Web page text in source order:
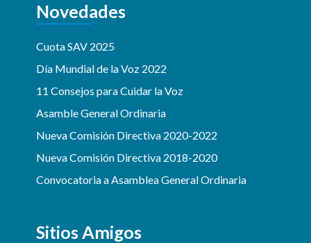
Novedades
Cuota SAV 2025
Día Mundial de la Voz 2022
11 Consejos para Cuidar la Voz
Asamble General Ordinaria
Nueva Comisión Directiva 2020-2022
Nueva Comisión Directiva 2018-2020
Convocatoria a Asamblea General Ordinaria
Sitios Amigos